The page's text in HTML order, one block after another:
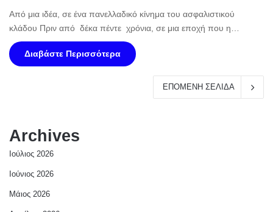
Από μια ιδέα, σε ένα πανελλαδικό κίνημα του ασφαλιστικού
κλάδου Πριν από δέκα πέντε χρόνια, σε μια εποχή που η…
Διαβάστε Περισσότερα
ΕΠΟΜΕΝΗ ΣΕΛΙΔΑ
Archives
Ιούλιος 2026
Ιούνιος 2026
Μάιος 2026